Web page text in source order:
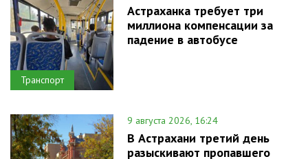
Транспорт
Астраханка требует три
миллиона компенсации за
падение в автобусе
9 августа 2026, 16:24
В Астрахани третий день
разыскивают пропавшего